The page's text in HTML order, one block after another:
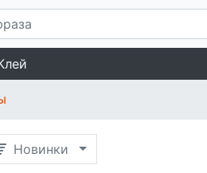
Новинки